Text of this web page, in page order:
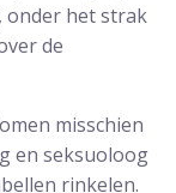
onder het strak
de
misschien
en seksuoloog
rinkelen.